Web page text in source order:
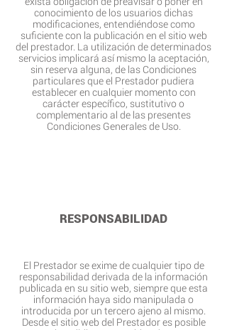
conocimiento de los usuarios dichas
modificaciones, entendiéndose como
suficiente con la publicación en el sitio web
del prestador. La utilización de determinados
servicios implicará así mismo la aceptación,
sin reserva alguna, de las Condiciones
particulares que el Prestador pudiera
establecer en cualquier momento con
carácter específico, sustitutivo o
complementario al de las presentes
Condiciones Generales de Uso.
RESPONSABILIDAD
El Prestador se exime de cualquier tipo de
responsabilidad derivada de la información
publicada en su sitio web, siempre que esta
información haya sido manipulada o
introducida por un tercero ajeno al mismo.
Desde el sitio web del Prestador es posible